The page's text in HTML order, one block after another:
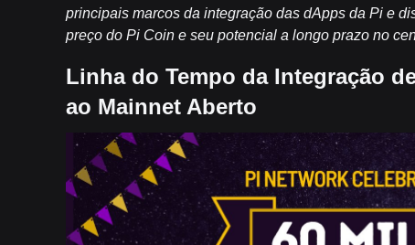
principais marcos da integração das dApps da Pi e
preço do Pi Coin e seu potencial a longo prazo no
Linha do Tempo da Integração
ao Mainnet Aberto